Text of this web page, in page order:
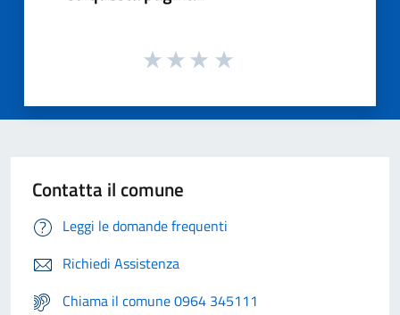
Contatta il comune
Leggi le domande frequenti
Richiedi Assistenza
Chiama il comune 0964 345111